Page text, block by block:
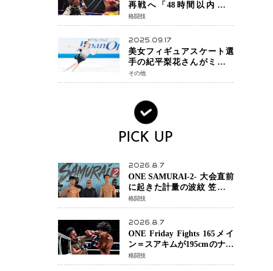
再戦へ「48時間以内に決
着」公式戦かエキシビショ
ンか混迷続く
格闘技
2025.09.17
美女フィギュアスケート選
手の紀平梨花さんがミラノ
五輪出場断念 中部選手権欠
場を発表「安全最優先の判
その他
PICK UP
2026.8.7
ONE SAMURAI-2- 大会直前
に起きた計量の波紋 笠原弘
希ら注目ファイターは契約
体重で決戦へ、山本歩夢と
平山諒選手戦は中止に
格闘技
2026.8.7
ONE Friday Fights 165メイ
ン＝スアキムが195cmのナビ
ル・アナンからダウン奪
取！猛反撃を耐え抜き判定
格闘技